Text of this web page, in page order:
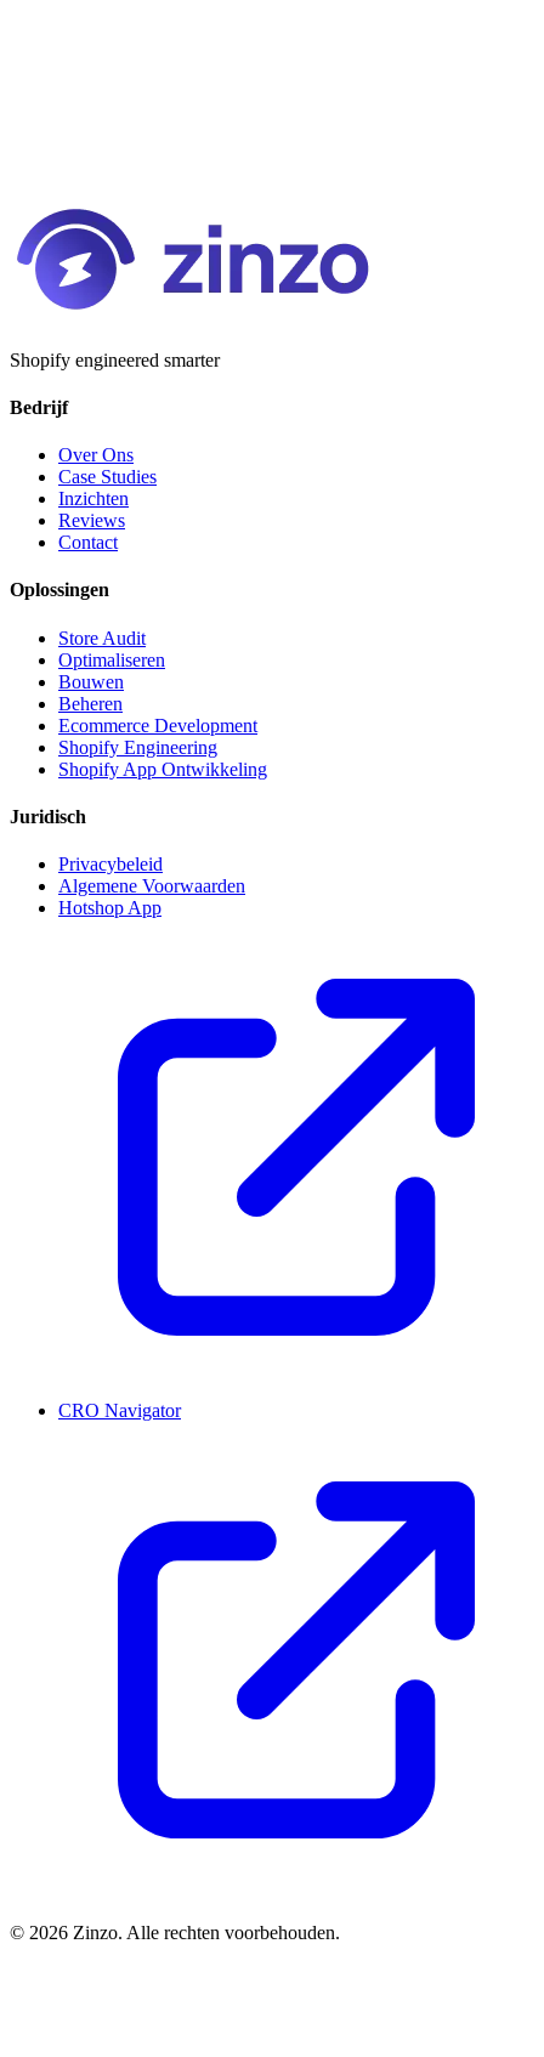
Neem Contact Op
Shopify engineered smarter
Bedrijf
Over Ons
Case Studies
Inzichten
Reviews
Contact
Oplossingen
Store Audit
Optimaliseren
Bouwen
Beheren
Ecommerce Development
Shopify Engineering
Shopify App Ontwikkeling
Juridisch
Privacybeleid
Algemene Voorwaarden
Hotshop App
CRO Navigator
© 2026 Zinzo. Alle rechten voorbehouden.